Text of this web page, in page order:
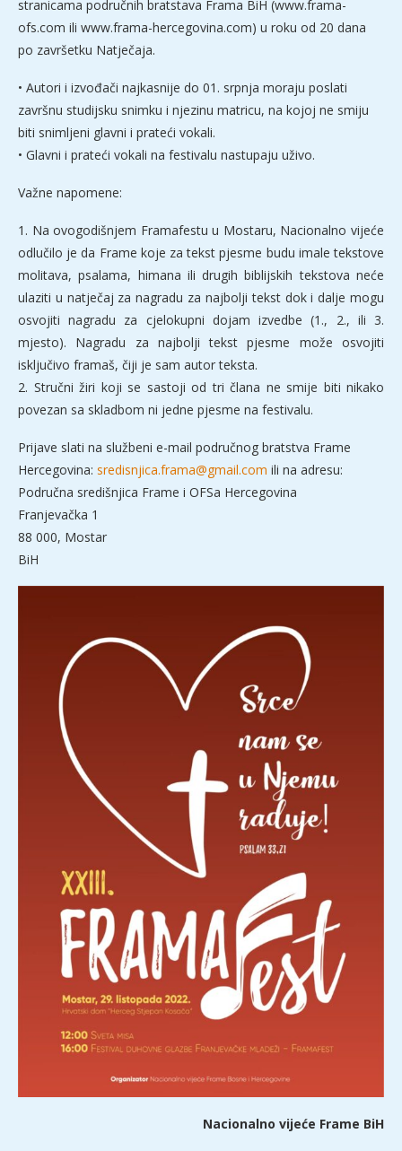
stranicama područnih bratstava Frama BiH (www.frama-
ofs.com ili www.frama-hercegovina.com) u roku od 20 dana
po završetku Natječaja.
• Autori i izvođači najkasnije do 01. srpnja moraju poslati
završnu studijsku snimku i njezinu matricu, na kojoj ne smiju
biti snimljeni glavni i prateći vokali.
• Glavni i prateći vokali na festivalu nastupaju uživo.
Važne napomene:
1. Na ovogodišnjem Framafestu u Mostaru, Nacionalno vijeće
odlučilo je da Frame koje za tekst pjesme budu imale tekstove
molitava, psalama, himana ili drugih biblijskih tekstova neće
ulaziti u natječaj za nagradu za najbolji tekst dok i dalje mogu
osvojiti nagradu za cjelokupni dojam izvedbe (1., 2., ili 3.
mjesto). Nagradu za najbolji tekst pjesme može osvojiti
isključivo framaš, čiji je sam autor teksta.
2. Stručni žiri koji se sastoji od tri člana ne smije biti nikako
povezan sa skladbom ni jedne pjesme na festivalu.
Prijave slati na službeni e-mail područnog bratstva Frame
Hercegovina: sredisnjica.frama@gmail.com ili na adresu:
Područna središnjica Frame i OFSa Hercegovina
Franjevačka 1
88 000, Mostar
BiH
Nacionalno vijeće Frame BiH